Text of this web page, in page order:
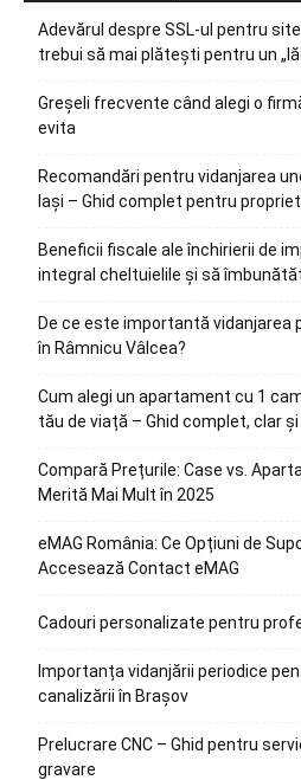
Adevărul despre SSL-ul pentru
trebui să mai plătești pentru un
Greșeli frecvente când alegi o
evita
Recomandări pentru vidanjarea
Iași – Ghid complet pentru
Beneficii fiscale ale închirierii de
integral cheltuielile și să
De ce este importantă vidanjarea
în Râmnicu Vâlcea?
Cum alegi un apartament cu 1
tău de viață – Ghid complet, clar
Compară Prețurile: Case vs.
Merită Mai Mult în 2025
eMAG România: Ce Opțiuni de
Accesează Contact eMAG
Cadouri personalizate pentru
Importanța vidanjării periodice
canalizării în Brașov
Prelucrare CNC – Ghid pentru
gravare